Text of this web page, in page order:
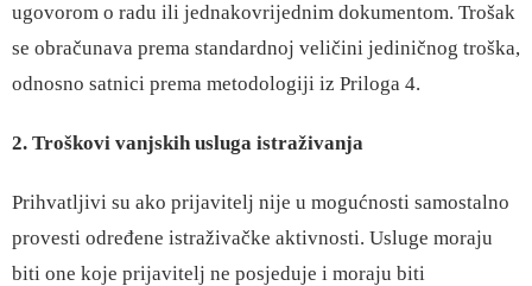
ugovorom o radu ili jednakovrijednim dokumentom. Trošak
se obračunava prema standardnoj veličini jediničnog troška,
odnosno satnici prema metodologiji iz Priloga 4.
2. Troškovi vanjskih usluga istraživanja
Prihvatljivi su ako prijavitelj nije u mogućnosti samostalno
provesti određene istraživačke aktivnosti. Usluge moraju
biti one koje prijavitelj ne posjeduje i moraju biti